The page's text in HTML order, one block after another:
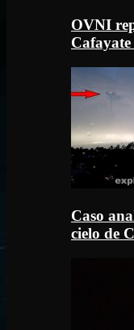
OVNI
Caso
cielo de